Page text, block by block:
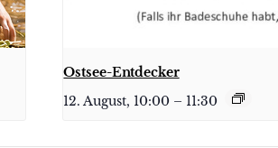
Ostsee-Entdecker
12. August, 10:00 – 11:30